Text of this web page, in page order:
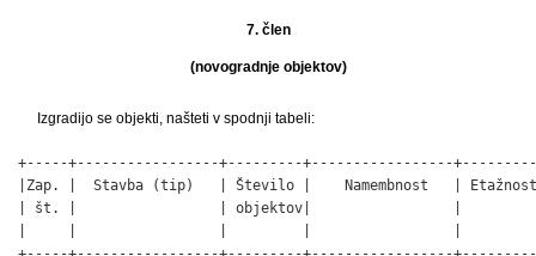
7. člen
(novogradnje objektov)
Izgradijo se objekti, našteti v spodnji tabeli:
+-----+-----------------+---------+-----------------
|Zap. |  Stavba (tip)   | Število |    Namembnost   |
| št. |                 | objektov|                 |